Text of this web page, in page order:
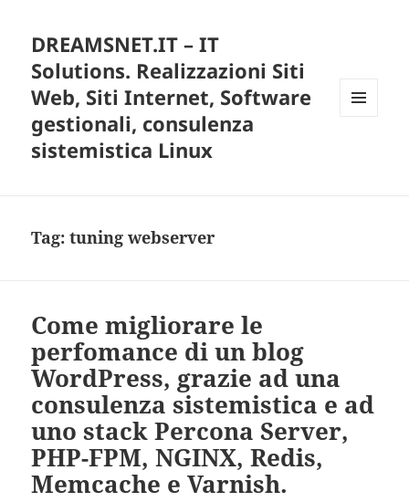
DREAMSNET.IT – IT
Solutions. Realizzazioni Siti
Web, Siti Internet, Software
gestionali, consulenza
sistemistica Linux
Tag:tuning webserver
Come migliorare le
perfomance di un blog
WordPress, grazie ad una
consulenza sistemistica e ad
uno stack Percona Server,
PHP-FPM, NGINX, Redis,
Memcache e Varnish.